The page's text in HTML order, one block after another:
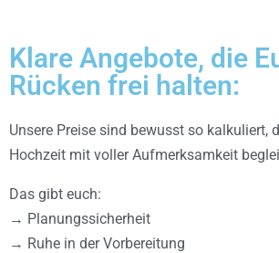
Klare Angebote, die
Rücken frei halten:
Unsere Preise sind bewusst so kalkuliert,
Hochzeit mit voller Aufmerksamkeit
Das gibt euch:
→ Planungssicherheit
→ Ruhe in der Vorbereitung